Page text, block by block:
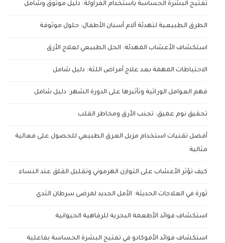
تفتيح البشرة الحساسة باستخدام الفراولة: دليل موثوق وشامل
الطرق الطبيعية لتهدئة آلام أسنان الأطفال: حلول موثوقة
استكشاف الأعشاب المهدئة: الحل الطبيعي لعلاج الأرق
الاحتياطات المهمة بعد علاج أمراض اللثة: دليل شامل
فهم العوامل الوراثية وتأثيرها على الدورة الشهر: دليل شامل
تحقيق نوم عميق: تجنب الأرق ومخاطر القلب
أفضل تقنيات استخدام مزيل العرق الطبيعي للحصول على فعالية
مثالية
كيف تؤثر الأعشاب على التوازن الهرموني وتقليل القلق عند النساء
ثورة في العلاجات الحديثة: الأمل الجديد لمرضى سرطان الثدي
استكشاف فوائد الأطعمة البحرية للرفاهية الحيوانية
استكشاف فوائد الأفوكادو في تفتيح البشرة الحساسة بفاعلية